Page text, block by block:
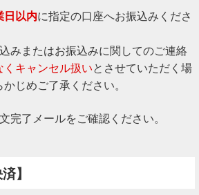
日以内に指定の口座へお振込みくださ
みまたはお振込みに関してのご連絡
くキャンセル扱いとさせていただく場
じめご了承ください。
完了メールをご確認ください。
】